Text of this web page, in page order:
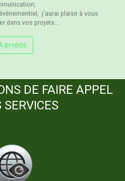
j'aurai plaisir à vous
dans vos projets...
propos
DE FAIRE APPEL